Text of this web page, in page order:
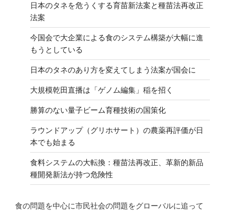
日本のタネを危うくする育苗新法案と種苗法再改正
法案
今国会で大企業による食のシステム構築が大幅に進
もうとしている
日本のタネのあり方を変えてしまう法案が国会に
大規模乾田直播は「ゲノム編集」稲を招く
勝算のない量子ビーム育種技術の国策化
ラウンドアップ（グリホサート）の農薬再評価が日
本でも始まる
食料システムの大転換：種苗法再改正、革新的新品
種開発新法が持つ危険性
食の問題を中心に市民社会の問題をグローバルに追って